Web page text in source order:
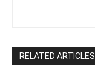
RELATED ARTICLES